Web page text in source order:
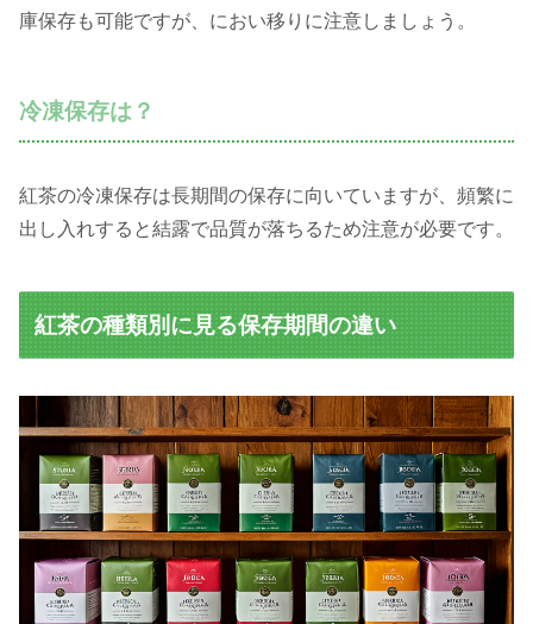
庫保存も可能ですが、におい移りに注意しましょう。
冷凍保存は？
紅茶の冷凍保存は長期間の保存に向いていますが、頻繁に
出し入れすると結露で品質が落ちるため注意が必要です。
紅茶の種類別に見る保存期間の違い